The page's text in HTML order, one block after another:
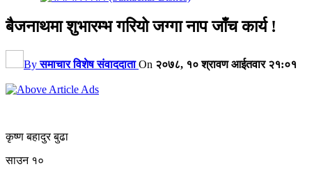
बैजनाथमा शुभारम्भ गरियो जग्गा नाप जाँच कार्य !
Byसमाचार विशेष संवाददाता On २०७८, १० श्रावण आईतवार २१:०१
कृष्ण बहादुर बुढा
साउन १०